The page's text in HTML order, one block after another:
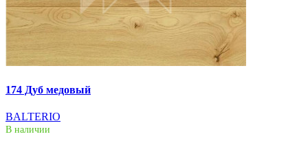
174 Дуб медовый
BALTERIO
В наличии